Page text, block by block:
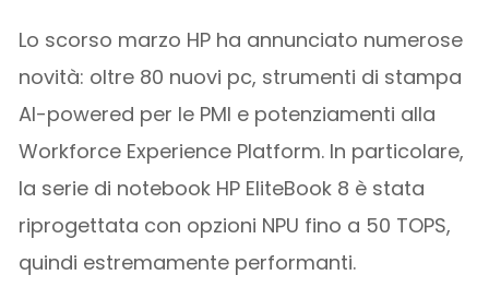
Lo scorso marzo HP ha annunciato numerose
novità: oltre 80 nuovi pc, strumenti di stampa
AI-powered per le PMI e potenziamenti alla
Workforce Experience Platform. In particolare,
la serie di notebook HP EliteBook 8 è stata
riprogettata con opzioni NPU fino a 50 TOPS,
quindi estremamente performanti.